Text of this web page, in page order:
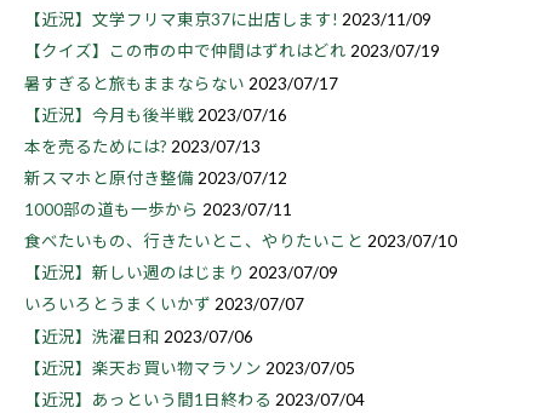
【近況】文学フリマ東京37に出店します! 2023/11/09
【クイズ】この市の中で仲間はずれはどれ 2023/07/19
暑すぎると旅もままならない 2023/07/17
【近況】今月も後半戦 2023/07/16
本を売るためには? 2023/07/13
新スマホと原付き整備 2023/07/12
1000部の道も一歩から 2023/07/11
食べたいもの、行きたいとこ、やりたいこと 2023/07/10
【近況】新しい週のはじまり 2023/07/09
いろいろとうまくいかず 2023/07/07
【近況】洗濯日和 2023/07/06
【近況】楽天お買い物マラソン 2023/07/05
【近況】あっという間1日終わる 2023/07/04